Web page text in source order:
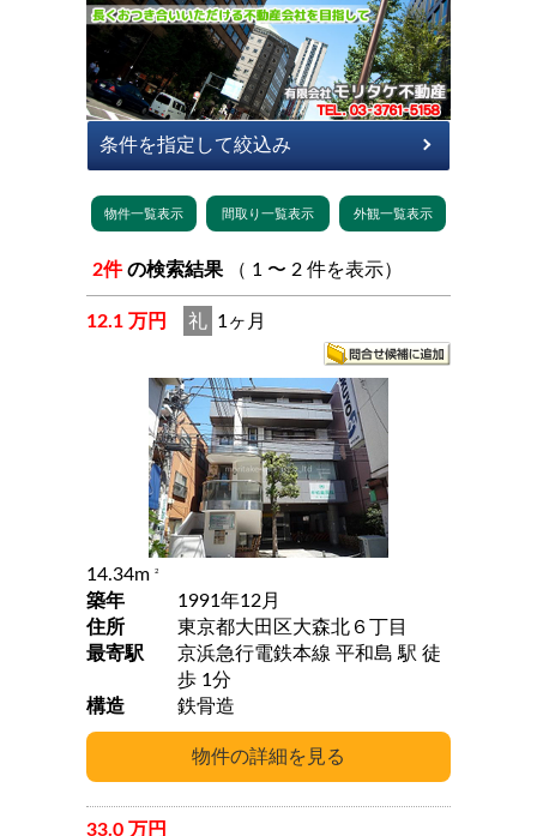
2件 の検索結果 （ 1 〜 2 件を表示）
12.1 万円 礼 1ヶ月
14.34m 2
築年
1991年12月
住所
東京都大田区大森北６丁目
最寄駅
京浜急行電鉄本線 平和島 駅 徒
歩 1分
構造
鉄骨造
33.0 万円